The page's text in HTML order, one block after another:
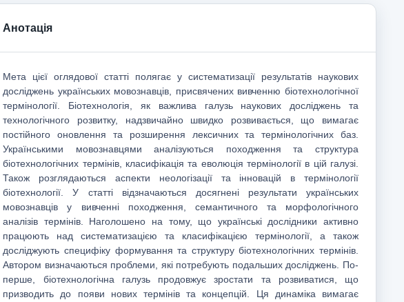
Анотація
Мета цієї оглядової статті полягає у систематизації результатів наукових
досліджень українських мовознавців, присвячених вивченню біотехнологічної
термінології. Біотехнологія, як важлива галузь наукових досліджень та
технологічного розвитку, надзвичайно швидко розвивається, що вимагає
постійного оновлення та розширення лексичних та термінологічних баз.
Українськими мовознавцями аналізуються походження та структура
біотехнологічних термінів, класифікація та еволюція термінології в цій галузі.
Також розглядаються аспекти неологізації та інновацій в термінології
біотехнології. У статті відзначаються досягнені результати українських
мовознавців у вивченні походження, семантичного та морфологічного
аналізів термінів. Наголошено на тому, що українські дослідники активно
працюють над систематизацією та класифікацією термінології, а також
досліджують специфіку формування та структуру біотехнологічних термінів.
Автором визначаються проблеми, які потребують подальших досліджень. По-
перше, біотехнологічна галузь продовжує зростати та розвиватися, що
призводить до появи нових термінів та концепцій. Ця динаміка вимагає